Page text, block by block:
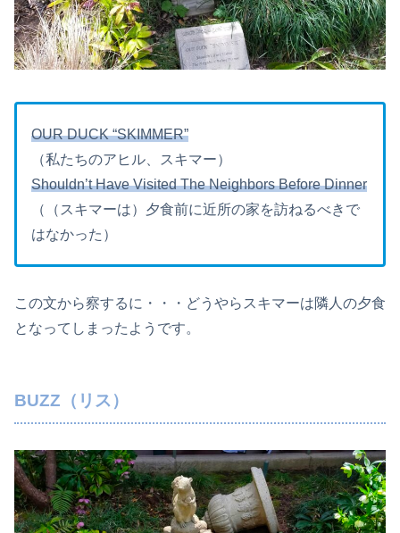
OUR DUCK “SKIMMER”
（私たちのアヒル、スキマー）
Shouldn’t Have Visited The Neighbors Before Dinner
（（スキマーは）夕食前に近所の家を訪ねるべきで
はなかった）
この文から察するに・・・どうやらスキマーは隣人の夕食
となってしまったようです。
BUZZ（リス）